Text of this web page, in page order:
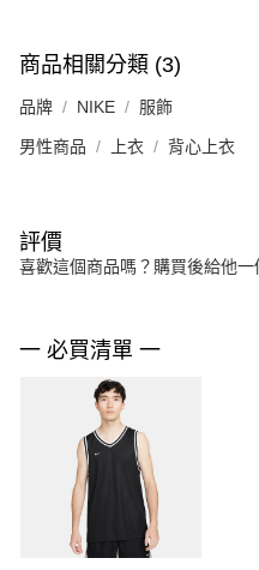
商品相關分類 (3)
品牌 NIKE 服飾
男性商品 上衣 背心上衣
評價
喜歡這個商品嗎？購買後給他一
一 必買清單 一